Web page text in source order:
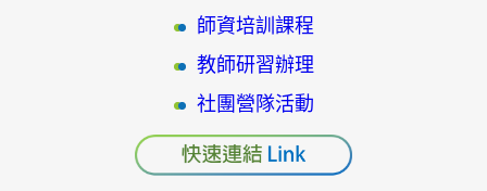
師資培訓課程
教師研習辦理
社團營隊活動